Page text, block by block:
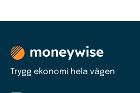
Trygg ekonomi hela vägen